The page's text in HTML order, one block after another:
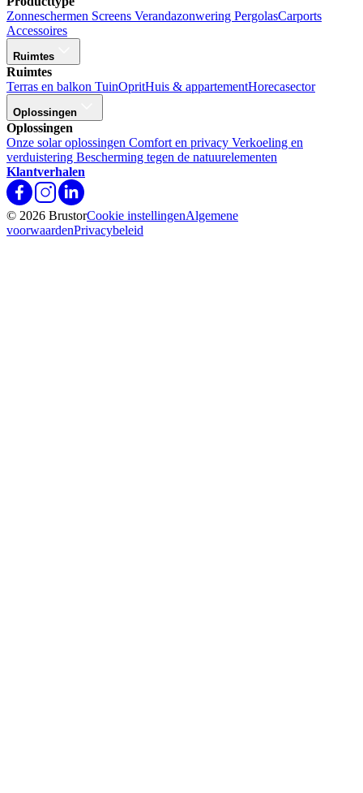
Zonneschermen Screens Verandazonwering PergolasCarports
Accessoires
Ruimtes
Ruimtes
Terras en balkon TuinOpritHuis & appartementHorecasector
Oplossingen
Oplossingen
Onze solar oplossingen Comfort en privacy Verkoeling en
verduistering Bescherming tegen de natuurelementen
Klantverhalen
© 2026 BrustorCookie instellingenAlgemene
voorwaardenPrivacybeleid